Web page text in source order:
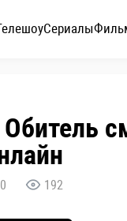
Сериалы
192